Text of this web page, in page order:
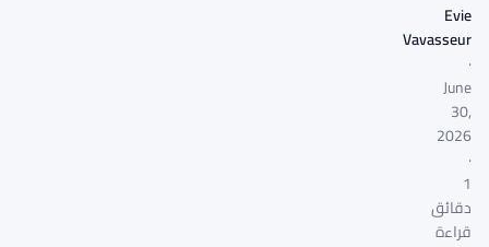
Evie
Vavasseur
·
June
30,
2026
·
1
دقائق
قراءة